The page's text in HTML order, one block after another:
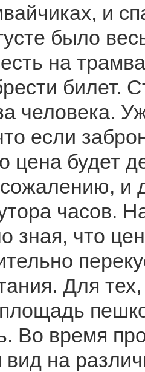
и
было
на
билет.
человека.
если
цена будет
и
часов.
зная, что
Для
Во время
вид на